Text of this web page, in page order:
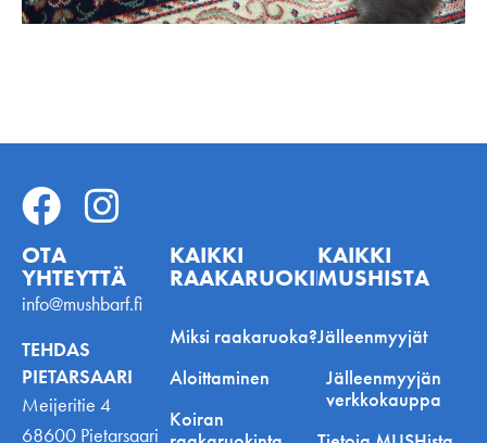
OTA
YHTEYTTÄ
info@mushbarf.fi
TEHDAS
PIETARSAARI
Meijeritie 4
68600 Pietarsaari
KAIKKI
RAAKARUOKINNASTA
Miksi raakaruoka?
Aloittaminen
Koiran
KAIKKI
MUSHISTA
Jälleenmyyjät
Jälleenmyyjän
verkkokauppa